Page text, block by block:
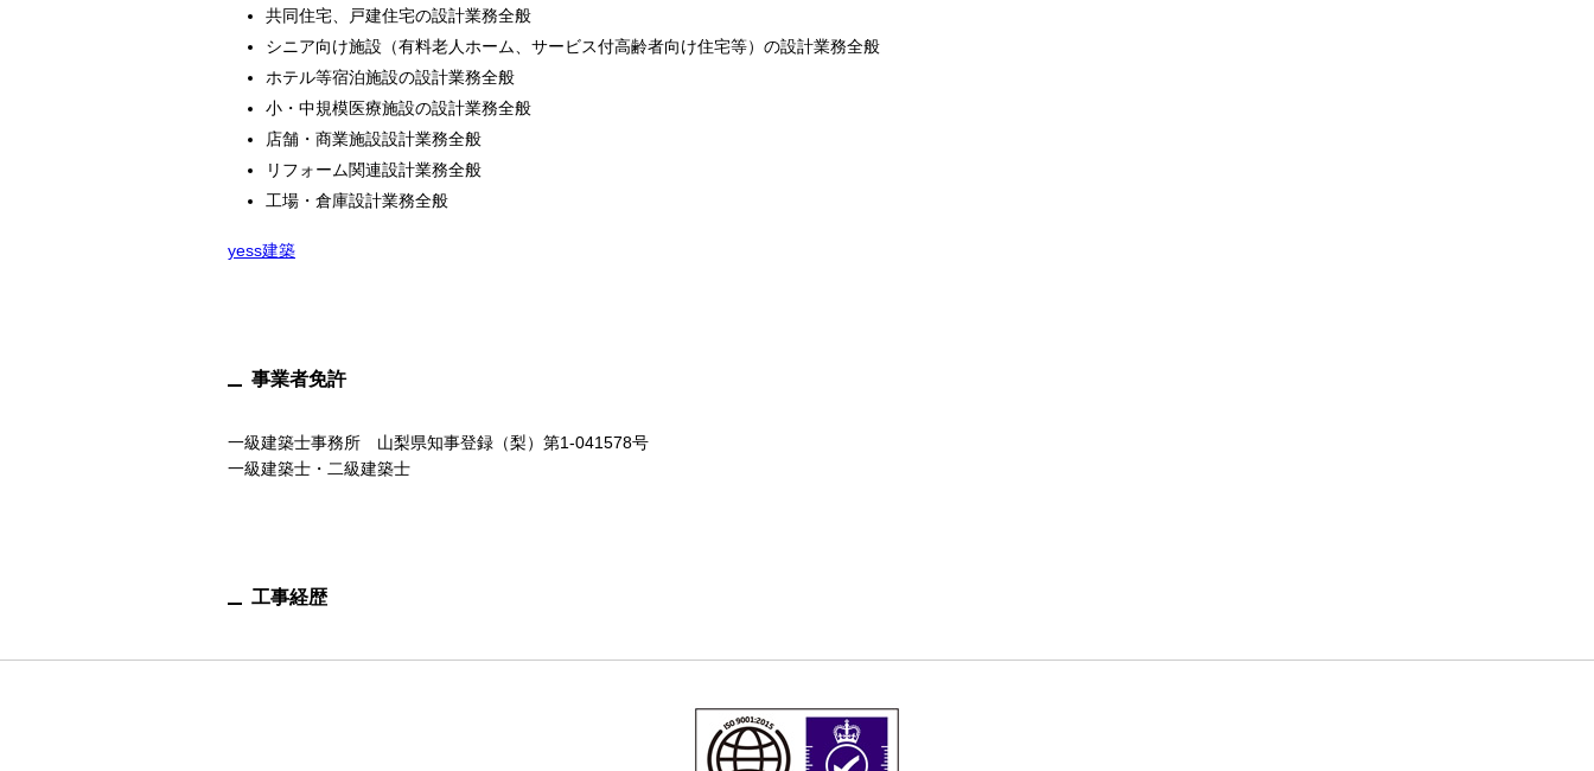
共同住宅、戸建住宅の設計業務全般
シニア向け施設（有料老人ホーム、サービス付高齢者向け住宅等）の設計業務全般
ホテル等宿泊施設の設計業務全般
小・中規模医療施設の設計業務全般
店舗・商業施設設計業務全般
リフォーム関連設計業務全般
工場・倉庫設計業務全般
yess建築
事業者免許
一級建築士事務所 山梨県知事登録（梨）第1-041578号
一級建築士・二級建築士
工事経歴